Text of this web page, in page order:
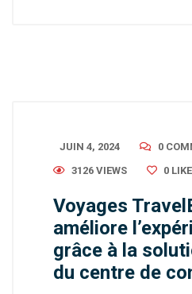
JUIN 4, 2024
0
3126 VIEWS
0
Voyages
améliore
grâce à la
du centre de